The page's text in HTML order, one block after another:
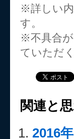
※詳しい
す。
※不具合
ていただ
関連と
2016